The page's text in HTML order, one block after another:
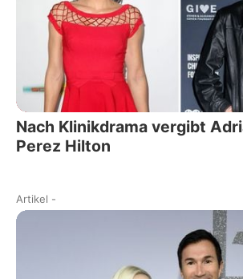
Nach Klinikdrama vergibt
Perez Hilton
Artikel -